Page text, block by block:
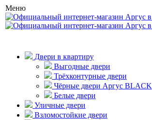
Меню
Двери в квартиру
Выгодные двери
Трёхконтурные двери
Чёрные двери Аргус BLACK
Белые двери
Уличные двери
Взломостойкие двери